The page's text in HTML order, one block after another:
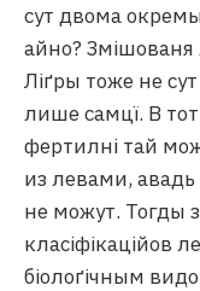
сут двома
айно? Змішованя
Ліґры тоже не
лише самцї. В
фертилні тай
из левами, авадь
не можут. Тогды
класіфікаційов
біолоґічным